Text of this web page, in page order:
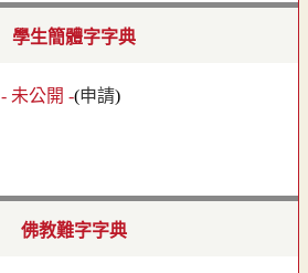
學生簡體字字典
- 未公開 -(申請)
佛教難字字典